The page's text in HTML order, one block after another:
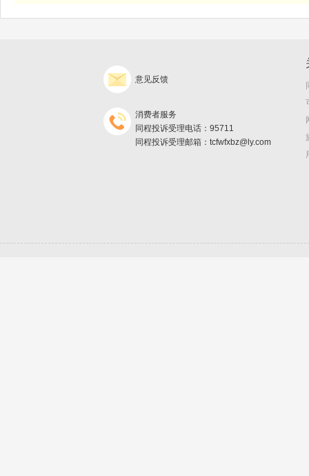
意见反馈
消费者服务
同程投诉受理电话：95711
同程投诉受理邮箱：tcfwfxbz@ly.com